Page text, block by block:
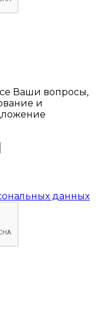
Ваши вопросы,
и
данных